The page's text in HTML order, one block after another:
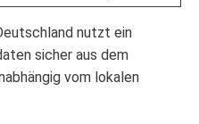
nutzt ein
sicher aus dem
vom lokalen